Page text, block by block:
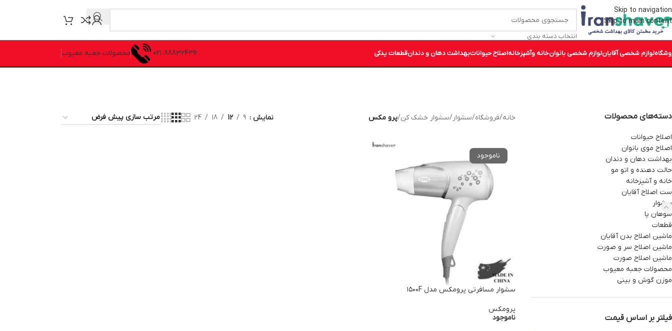
Skip to navigation
Skip to main content
انتخاب دسته بندی
لوازم شخصی آقایانلوازم شخصی بانوانخانه وآشپزخانهاصلاح حیواناتبهداشت دهان و دندانقطعات یدکی 021-88832436 محصولات جعبه معیوب
دسته‌های محصولات
اصلاح حیوانات
اصلاح موی بانوان
بهداشت دهان و دندان
حالت دهنده و اتو مو
خانه و آشپزخانه
ست اصلاح آقایان
سشوار
سوهان پا
قطعات
ماشین اصلاح بدن آقایان
ماشین اصلاح سر و صورت
ماشین اصلاح صورت
محصولات جعبه معیوب
موزن گوش و بینی
فیلتر بر اساس قیمت
خانه/فروشگاه/سشوار/سشوار خشک کن/پرو مکس نمایش 9
12
18
24
سشوار مسافرتی پرومکس مدل ۱۵۰۰F
پرومکس
ناموجود